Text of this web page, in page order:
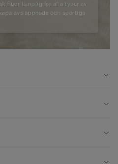
fiber lämplig för alla typer av
avslappnade och sportiga